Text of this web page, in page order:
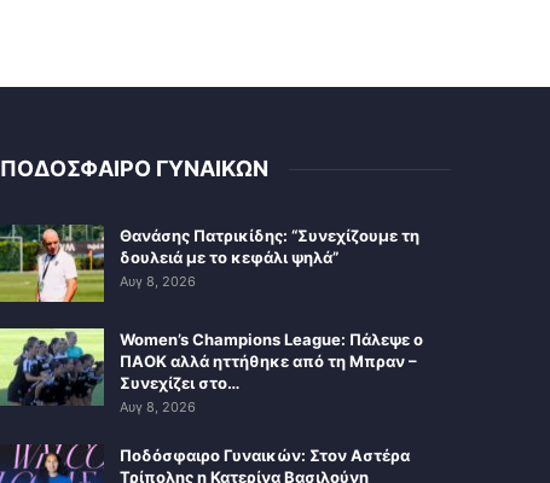
ΠΟΔΟΣΦΑΙΡΟ ΓΥΝΑΙΚΩΝ
Θανάσης Πατρικίδης: “Συνεχίζουμε τη
δουλειά με το κεφάλι ψηλά”
Αυγ 8, 2026
Women’s Champions League: Πάλεψε ο
ΠΑΟΚ αλλά ηττήθηκε από τη Μπραν –
Συνεχίζει στο…
Αυγ 8, 2026
Ποδόσφαιρο Γυναικών: Στον Αστέρα
Τρίπολης η Κατερίνα Βασιλούνη